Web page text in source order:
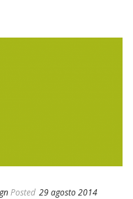
Posted 29 agosto 2014